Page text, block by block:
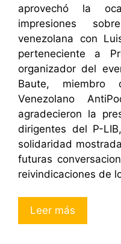
aprovechó la
impresiones
venezolana con
perteneciente a
organizador del
Baute, miembro
Venezolano
agradecieron la
dirigentes del P-
solidaridad
futuras
reivindicaciones de
Leer más